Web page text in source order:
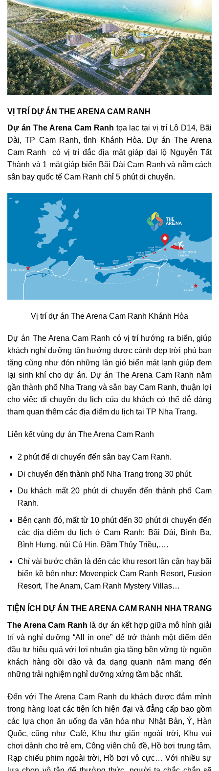
VỊ TRÍ DỰ ÁN THE ARENA CAM RANH
Dự án The Arena Cam Ranh tọa lạc tại vị trí Lô D14, Bãi
Dài, TP Cam Ranh, tỉnh Khánh Hòa. Dự án The Arena
Cam Ranh có vị trí đắc địa mặt giáp đại lộ Nguyễn Tất
Thành và 1 mặt giáp biển Bãi Dài Cam Ranh và nằm cách
sân bay quốc tế Cam Ranh chỉ 5 phút di chuyển.
Vị trí dự án The Arena Cam Ranh Khánh Hòa
Dự án The Arena Cam Ranh có vị trí hướng ra biển, giúp
khách nghỉ dưỡng tận hưởng được cảnh đẹp trời phú ban
tặng cũng như đón những làn gió biển mát lạnh giúp đem
lại sinh khí cho dự án. Dự án The Arena Cam Ranh nằm
gần thành phố Nha Trang và sân bay Cam Ranh, thuận lợi
cho việc di chuyển du lịch của du khách có thể dễ dàng
tham quan thêm các địa điểm du lịch tại TP Nha Trang.
Liên kết vùng dự án The Arena Cam Ranh
2 phút để di chuyển đến sân bay Cam Ranh.
Di chuyển đến thành phố Nha Trang trong 30 phút.
Du khách mất 20 phút di chuyển đến thành phố Cam
Ranh.
Bên cạnh đó, mất từ 10 phút đến 30 phút di chuyển đến
các địa điểm du lịch ở Cam Ranh: Bãi Dài, Bình Ba,
Bình Hưng, núi Cù Hin, Đầm Thủy Triều,….
Chỉ vài bước chân là đến các khu resort lân cận hay bãi
biển kề bên như: Movenpick Cam Ranh Resort, Fusion
Resort, The Anam, Cam Ranh Mystery Villas…
TIỆN ÍCH DỰ ÁN THE ARENA CAM RANH NHA TRANG
The Arena Cam Ranh là dự án kết hợp giữa mô hình giải
trí và nghỉ dưỡng “All in one” để trở thành một điểm đến
đầu tư hiệu quả với lợi nhuận gia tăng bền vững từ nguồn
khách hàng dồi dào và đa dạng quanh năm mang đến
những trải nghiệm nghỉ dưỡng xứng tầm bậc nhất.
Đến với The Arena Cam Ranh du khách được đắm mình
trong hàng loạt các tiện ích hiện đại và đẳng cấp bao gồm
các lựa chọn ăn uống đa văn hóa như Nhật Bản, Ý, Hàn
Quốc, cũng như Café, Khu thư giãn ngoài trời, Khu vui
chơi dành cho trẻ em, Công viên chủ đề, Hồ bơi trung tâm,
Rạp chiếu phim ngoài trời, Hồ bơi vô cực… Với nhiều sự